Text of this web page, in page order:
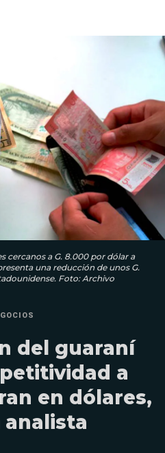
cercanos a G. 8.000 por dólar a
una reducción de unos G.
Foto: Archivo
del guaraní
a
en dólares,
analista